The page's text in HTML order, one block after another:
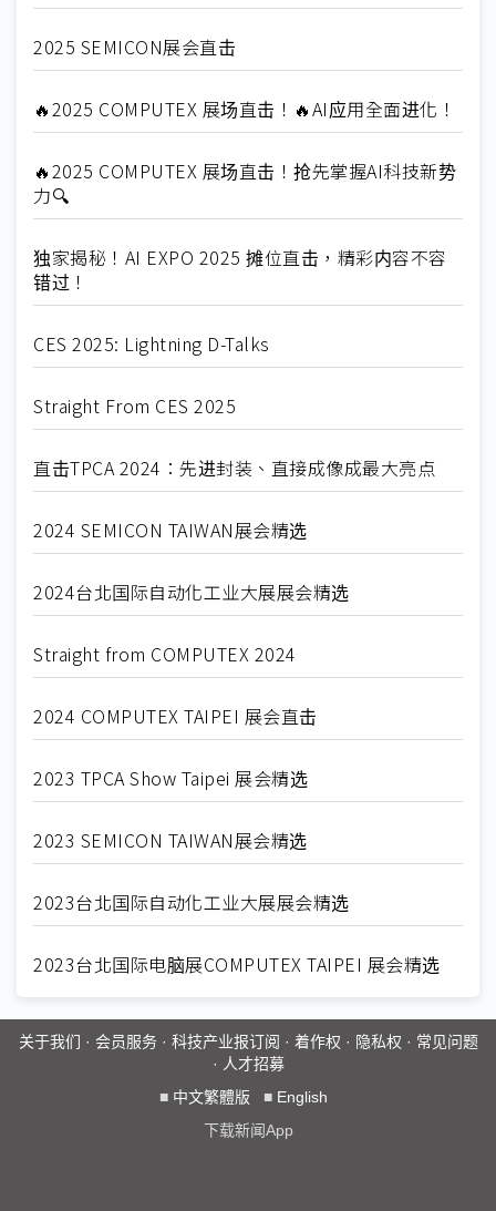
2025 SEMICON展会直击
🔥2025 COMPUTEX 展场直击！🔥AI应用全面进化！
🔥2025 COMPUTEX 展场直击！抢先掌握AI科技新势
力🔍
独家揭秘！AI EXPO 2025 摊位直击，精彩内容不容
错过！
CES 2025: Lightning D-Talks
Straight From CES 2025
直击TPCA 2024：先进封装、直接成像成最大亮点
2024 SEMICON TAIWAN展会精选
2024台北国际自动化工业大展展会精选
Straight from COMPUTEX 2024
2024 COMPUTEX TAIPEI 展会直击
2023 TPCA Show Taipei 展会精选
2023 SEMICON TAIWAN展会精选
2023台北国际自动化工业大展展会精选
2023台北国际电脑展COMPUTEX TAIPEI 展会精选
关于我们 · 会员服务· 科技产业报订阅 · 着作权 · 隐私权 · 常见问题
· 人才招募
■ 中文繁體版 ■ English
下载新闻App